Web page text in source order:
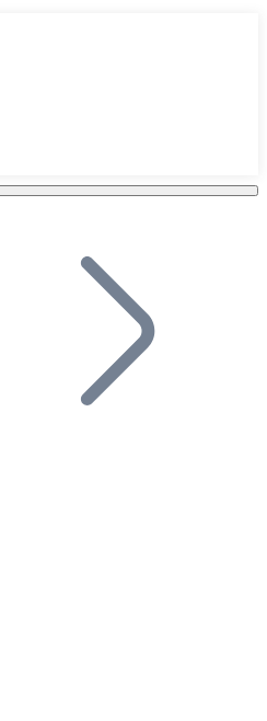
en tu plataforma.
en tu negocio y permite que
tu ecosistema.
distribuidores.
ecosistema.